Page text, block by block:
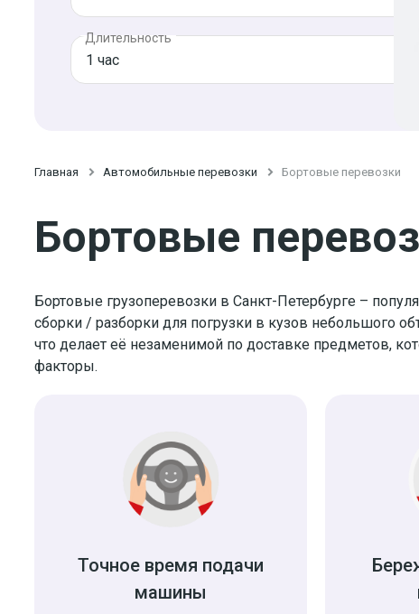
Длительность
1 час
Главная  Автомобильные перевозки  Бортовые перевозки
Бортовые
Бортовые грузоперевозки в Санкт-Петербурге –
сборки / разборки для погрузки в кузов небольшого
что делает её незаменимой по доставке предметов,
факторы.
Точное время подачи
машины